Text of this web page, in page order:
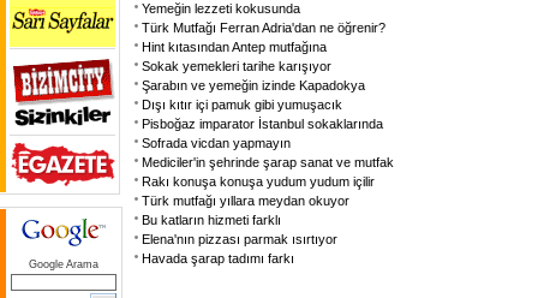
Google Arama
Yemeğin lezzeti kokusunda
Türk Mutfağı Ferran Adria'dan ne öğrenir?
Hint kıtasından Antep mutfağına
Sokak yemekleri tarihe karışıyor
Şarabın ve yemeğin izinde Kapadokya
Dışı kıtır içi pamuk gibi yumuşacık
Pisboğaz imparator İstanbul sokaklarında
Sofrada vicdan yapmayın
Mediciler'in şehrinde şarap sanat ve mutfak
Rakı konuşa konuşa yudum yudum içilir
Türk mutfağı yıllara meydan okuyor
Bu katların hizmeti farklı
Elena'nın pizzası parmak ısırtıyor
Havada şarap tadımı farkı